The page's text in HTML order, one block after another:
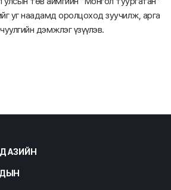
уг наадамд оролцоход зуучилж, арга
дэмжлэг үзүүлэв.
АЗИЙН